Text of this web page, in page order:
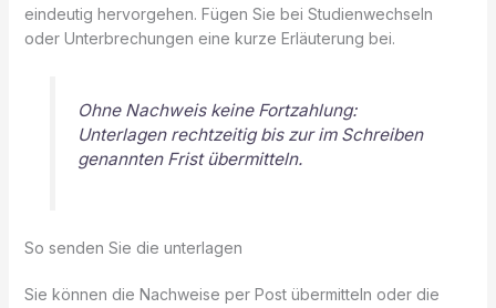
eindeutig hervorgehen. Fügen Sie bei Studienwechseln
oder Unterbrechungen eine kurze Erläuterung bei.
Ohne Nachweis keine Fortzahlung:
Unterlagen rechtzeitig bis zur im Schreiben
genannten Frist übermitteln.
So senden Sie die unterlagen
Sie können die Nachweise per Post übermitteln oder die